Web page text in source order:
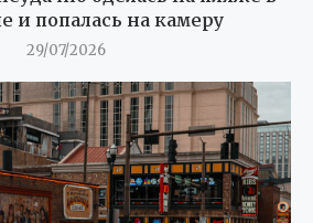
и попалась на камеру
29/07/2026